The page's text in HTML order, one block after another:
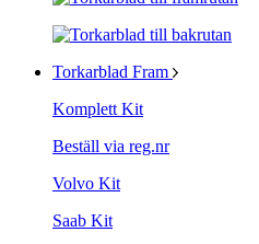
Torkarblad Fram
Komplett Kit
Beställ via reg.nr
Volvo Kit
Saab Kit